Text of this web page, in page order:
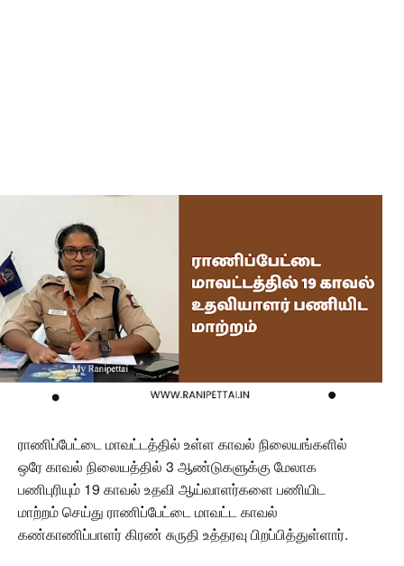
ராணிப்பேட்டை மாவட்டத்தில் உள்ள காவல் நிலையங்களில்
ஒரே காவல் நிலையத்தில் 3 ஆண்டுகளுக்கு மேலாக
பணிபுரியும் 19 காவல் உதவி ஆய்வாளர்களை பணியிட
மாற்றம் செய்து ராணிப்பேட்டை மாவட்ட காவல்
கண்காணிப்பாளர் கிரண் சுருதி உத்தரவு பிறப்பித்துள்ளார்.